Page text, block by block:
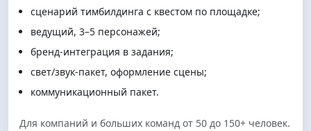
сценарий тимбилдинга с квестом по площадке;
ведущий, 3–5 персонажей;
бренд‑интеграция в задания;
свет/звук‑пакет, оформление сцены;
коммуникационный пакет.
Для компаний и больших команд от 50 до 150+ человек.